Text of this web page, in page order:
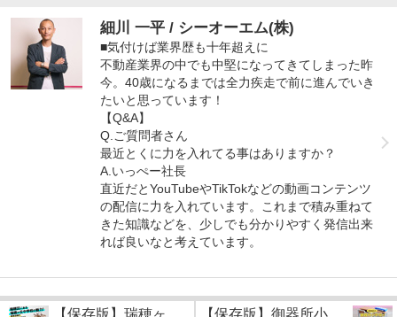
細川 一平 / シーオーエム(株)
■気付けば業界歴も十年超えに
不動産業界の中でも中堅になってきてしまった昨
今。40歳になるまでは全力疾走で前に進んでいき
たいと思っています！
【Q&A】
Q.ご質問者さん
最近とくに力を入れてる事はありますか？
A.いっぺー社長
直近だとYouTubeやTikTokなどの動画コンテンツ
の配信に力を入れています。これまで積み重ねて
きた知識などを、少しでも分かりやすく発信出来
れば良いなと考えています。
【保存版】瑞穂ヶ 【保存版】御器所小...